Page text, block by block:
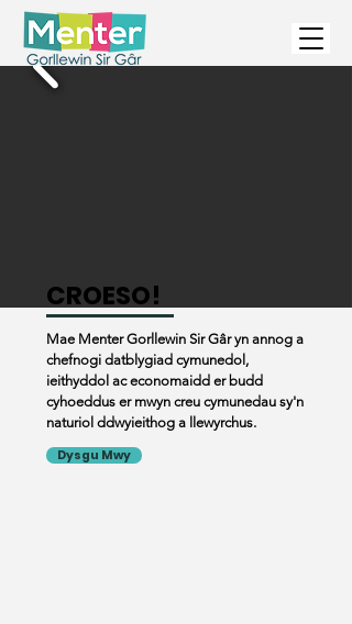
CROESO!
Mae Menter Gorllewin Sir Gâr yn annog a
chefnogi datblygiad cymunedol,
ieithyddol ac economaidd er budd
cyhoeddus er mwyn creu cymunedau sy'n
naturiol ddwyieithog a llewyrchus.
Dysgu Mwy